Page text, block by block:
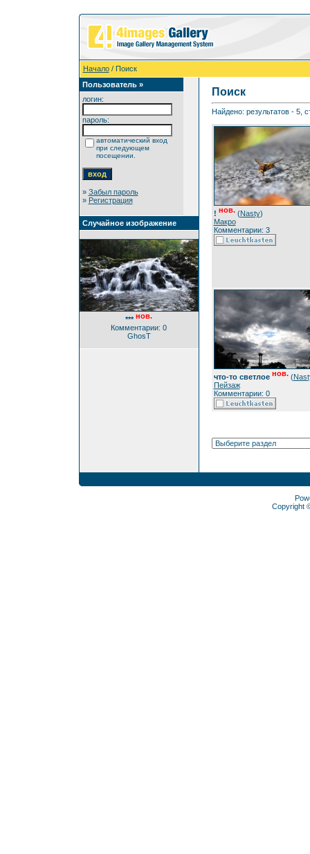
Начало/ Поиск
Пользователь »
логин:
пароль:
автоматический вход
при следующем
посещении.
» Забыл пароль
» Регистрация
Случайное изображение
*** нов.
Комментарии: 0
GhosT
Поиск
Найдено: результатов - 5,
! нов.(Nasty)
Макро
Комментарии: 3
что-то светлое нов.(
Пейзаж
Комментарии: 0
Copyright